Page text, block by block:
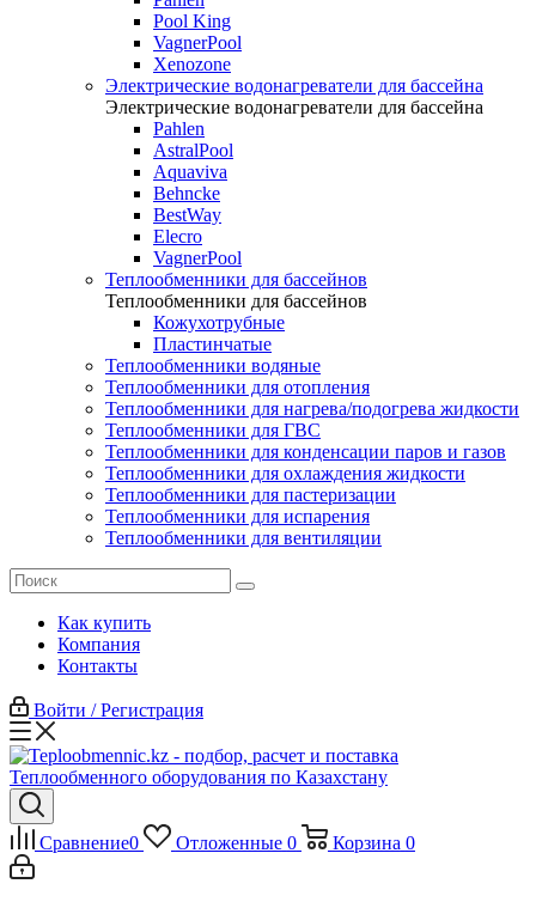
Pool King
VagnerPool
Xenozone
Электрические водонагреватели для бассейна
Электрические водонагреватели для бассейна
Pahlen
AstralPool
Aquaviva
Behncke
BestWay
Elecro
VagnerPool
Теплообменники для бассейнов
Теплообменники для бассейнов
Кожухотрубные
Пластинчатые
Теплообменники водяные
Теплообменники для отопления
Теплообменники для нагрева/подогрева жидкости
Теплообменники для ГВС
Теплообменники для конденсации паров и газов
Теплообменники для охлаждения жидкости
Теплообменники для пастеризации
Теплообменники для испарения
Теплообменники для вентиляции
Как купить
Компания
Контакты
Войти / Регистрация
Сравнение0 Отложенные 0 Корзина 0